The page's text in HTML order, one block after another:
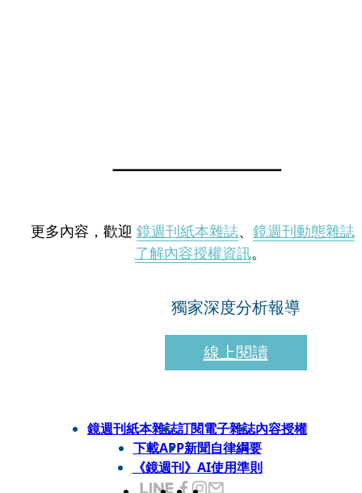
更多內容，歡迎 鏡週刊紙本雜誌、 鏡週刊動態雜誌
了解內容授權資訊。
獨家深度分析報導
線上閱讀
鏡週刊紙本雜誌訂閱電子雜誌內容授權
下載APP新聞自律綱要
《鏡週刊》AI使用準則